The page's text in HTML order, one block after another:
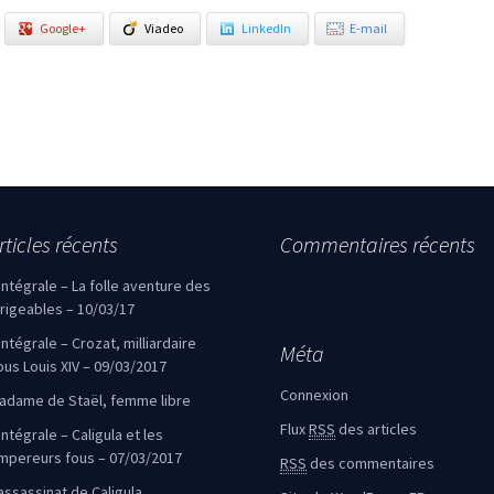
Google+ Viadeo LinkedIn E-mail
récents
– La folle aventure des
– 10/03/17
– Crozat, milliardaire
Louis XIV – 09/03/2017
de Staël, femme libre
– Caligula et les
fous – 07/03/2017
Commentaires récents
Méta
Connexion
FluxRSS des articles
RSS des commentaires